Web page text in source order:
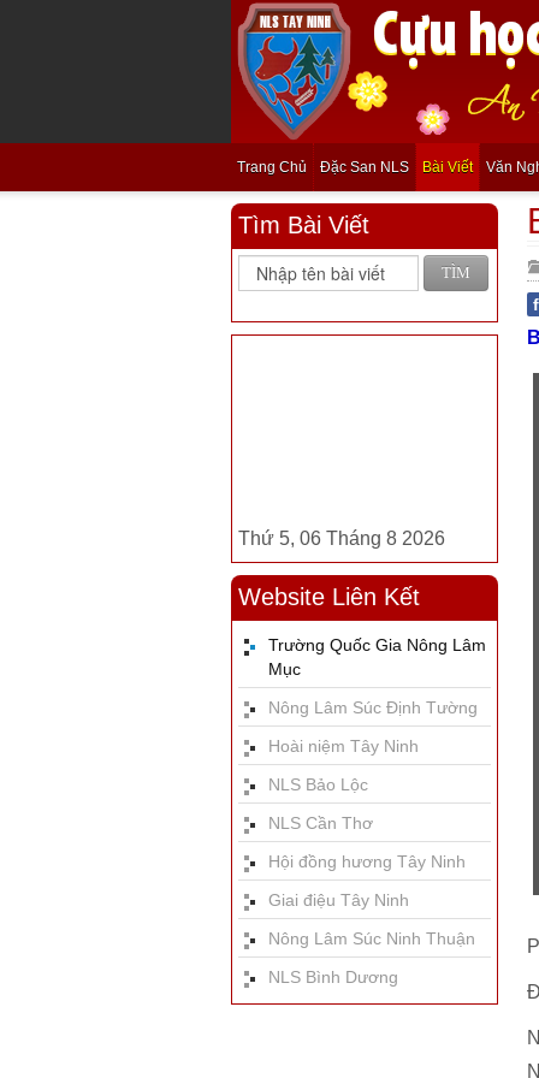
Trang Chủ Đặc San NLS Bài Viết Văn
Tìm Bài Viết
TÌM
Thứ 5, 06 Tháng 8 2026
Website Liên Kết
Trường Quốc Gia Nông Lâm
Mục
Nông Lâm Súc Định Tường
Hoài niệm Tây Ninh
NLS Bảo Lộc
NLS Cần Thơ
Hội đồng hương Tây Ninh
Giai điệu Tây Ninh
Nông Lâm Súc Ninh Thuận
NLS Bình Dương
f